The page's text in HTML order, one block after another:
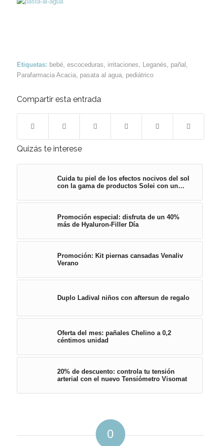
Etiquetas: bebé, escoceduras, irritaciones, Leganés, pañal ,
Parafarmacia Acacia, pasata al agua, pediátrico
Compartir esta entrada
Quizás te interese
Cuida tu piel de los efectos nocivos del sol
con la gama de productos Solei con un…
Promoción especial: disfruta de un 40%
más de Hyaluron-Filler Día
Promoción: Kit piernas cansadas Venaliv
Verano
Duplo Ladival niños con aftersun de regalo
Oferta del mes: pañales Chelino a 0,2
céntimos unidad
20% de descuento: controla tu tensión
arterial con el nuevo Tensiómetro Visomat
0